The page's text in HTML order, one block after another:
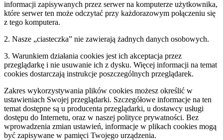
informacji zapisywanych przez serwer na komputerze użytkownika,
które serwer ten może odczytać przy każdorazowym połączeniu się
z tego komputera.
2. Nasze „ciasteczka” nie zawierają żadnych danych osobowych.
3. Warunkiem działania cookies jest ich akceptacja przez
przeglądarkę i nie usuwanie ich z dysku. Więcej informacji na temat
cookies dostarczają instrukcje poszczególnych przeglądarek.
Zakres wykorzystywania plików cookies możesz określić w
ustawieniach Swojej przeglądarki. Szczegółowe informacje na ten
temat dostępne są u producenta przeglądarki, u dostawcy usługi
dostępu do Internetu, oraz w naszej polityce prywatności. Bez
wprowadzenia zmian ustawień, informacje w plikach cookies mogą
być zapisywane w pamięci Twojego urządzenia.